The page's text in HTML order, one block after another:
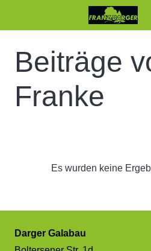
Beiträge
Franke
Es wurden keine
Darger Galabau